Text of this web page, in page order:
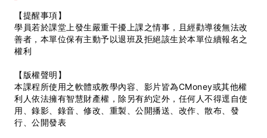
【提醒事項】
學員若於課堂上發生嚴重干擾上課之情事，且經勸導後無法改
善者，本單位保有主動予以退班及拒絕該生於本單位續報名之
權利
【版權聲明】
本課程所使用之軟體或教學內容、影片皆為CMoney或其他權
利人依法擁有智慧財產權，除另有約定外，任何人不得逕自使
用、錄影、錄音、修改、重製、公開播送、改作、散布、發
行、公開發表